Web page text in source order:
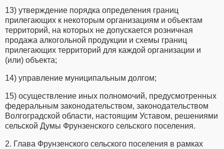
13) утверждение порядка определения границ
прилегающих к некоторым организациям и объектам
территорий, на которых не допускается розничная
продажа алкогольной продукции и схемы границ
прилегающих территорий для каждой организации и
(или) объекта;
14) управление муниципальным долгом;
15) осуществление иных полномочий, предусмотренных
федеральным законодательством, законодательством
Волгоградской области, настоящим Уставом, решениями
сельской Думы Фрунзенского сельского поселения.
2. Глава Фрунзенского сельского поселения в рамках